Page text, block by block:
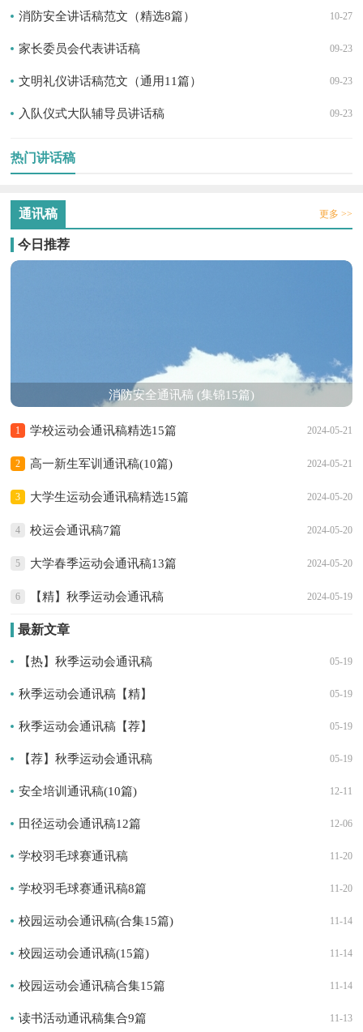
10-27
消防安全讲话稿范文（精选8篇）
09-23
家长委员会代表讲话稿
09-23
文明礼仪讲话稿范文（通用11篇）
09-23
入队仪式大队辅导员讲话稿
热门讲话稿
通讯稿 更多 >>
今日推荐
消防安全通讯稿 (集锦15篇)
1 2024-05-21
学校运动会通讯稿精选15篇
2 2024-05-21
高一新生军训通讯稿(10篇)
3 2024-05-20
大学生运动会通讯稿精选15篇
4 2024-05-20
校运会通讯稿7篇
5 2024-05-20
大学春季运动会通讯稿13篇
6 2024-05-19
【精】秋季运动会通讯稿
最新文章
05-19
【热】秋季运动会通讯稿
05-19
秋季运动会通讯稿【精】
05-19
秋季运动会通讯稿【荐】
05-19
【荐】秋季运动会通讯稿
12-11
安全培训通讯稿(10篇)
12-06
田径运动会通讯稿12篇
11-20
学校羽毛球赛通讯稿
11-20
学校羽毛球赛通讯稿8篇
11-14
校园运动会通讯稿(合集15篇)
11-14
校园运动会通讯稿(15篇)
11-14
校园运动会通讯稿合集15篇
11-13
读书活动通讯稿集合9篇